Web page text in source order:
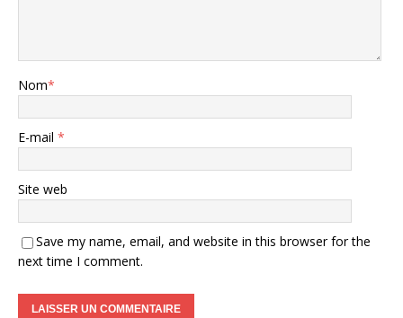
Nom*
E-mail *
Site web
Save my name, email, and website in this browser for the
next time I comment.